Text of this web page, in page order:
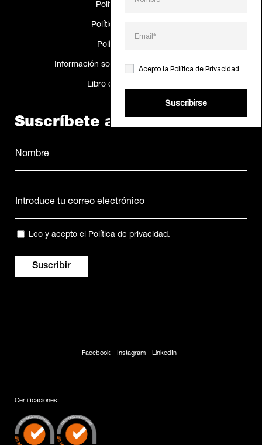
Política de Cookies
Política de privacidad
Política de calidad
Información sobre resolución de disputas
Libro de reclamaciones
Suscríbete al newsletter
electrónico
Privacidad
Leo y acepto el Política de privacidad.
Certificaciones:
Facebook Instagram LinkedIn
Acepto la Política de Privacidad
Suscribirse